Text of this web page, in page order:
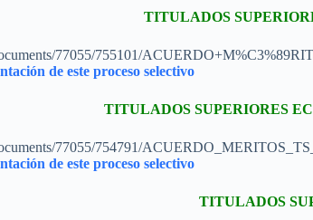
TITULADOS
77055/755101/
de este proceso selectivo
TITULADOS SUPERIORES
77055/754791/
de este proceso selectivo
TITULADOS